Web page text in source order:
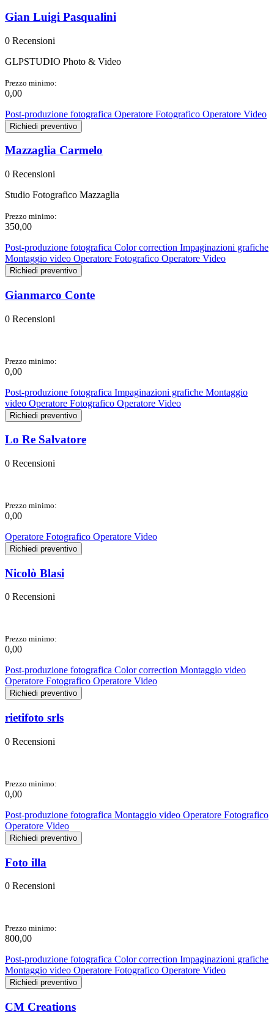
Gian Luigi Pasqualini
0 Recensioni
GLPSTUDIO Photo & Video
Prezzo minimo:
0,00
Post-produzione fotografica Operatore Fotografico Operatore Video
Richiedi preventivo
Mazzaglia Carmelo
0 Recensioni
Studio Fotografico Mazzaglia
Prezzo minimo:
350,00
Post-produzione fotografica Color correction Impaginazioni grafiche
Montaggio video Operatore Fotografico Operatore Video
Richiedi preventivo
Gianmarco Conte
0 Recensioni
Prezzo minimo:
0,00
Post-produzione fotografica Impaginazioni grafiche Montaggio
video Operatore Fotografico Operatore Video
Richiedi preventivo
Lo Re Salvatore
0 Recensioni
Prezzo minimo:
0,00
Operatore Fotografico Operatore Video
Richiedi preventivo
Nicolò Blasi
0 Recensioni
Prezzo minimo:
0,00
Post-produzione fotografica Color correction Montaggio video
Operatore Fotografico Operatore Video
Richiedi preventivo
rietifoto srls
0 Recensioni
Prezzo minimo:
0,00
Post-produzione fotografica Montaggio video Operatore Fotografico
Operatore Video
Richiedi preventivo
Foto illa
0 Recensioni
Prezzo minimo:
800,00
Post-produzione fotografica Color correction Impaginazioni grafiche
Montaggio video Operatore Fotografico Operatore Video
Richiedi preventivo
CM Creations